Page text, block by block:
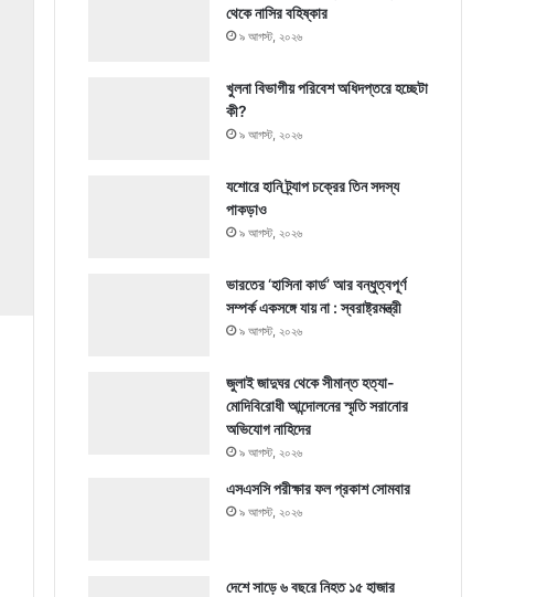
থেকে নাসির বহিষ্কার
৯ আগস্ট, ২০২৬
খুলনা বিভাগীয় পরিবেশ অধিদপ্তরে হচ্ছেটা
কী?
৯ আগস্ট, ২০২৬
যশোরে হানি ট্র্যাপ চক্রের তিন সদস্য
পাকড়াও
৯ আগস্ট, ২০২৬
ভারতের ‘হাসিনা কার্ড’ আর বন্ধুত্বপূর্ণ
সম্পর্ক একসঙ্গে যায় না : স্বরাষ্ট্রমন্ত্রী
৯ আগস্ট, ২০২৬
জুলাই জাদুঘর থেকে সীমান্ত হত্যা-
মোদিবিরোধী আন্দোলনের স্মৃতি সরানোর
অভিযোগ নাহিদের
৯ আগস্ট, ২০২৬
এসএসসি পরীক্ষার ফল প্রকাশ সোমবার
৯ আগস্ট, ২০২৬
দেশে সাড়ে ৬ বছরে নিহত ১৫ হাজার